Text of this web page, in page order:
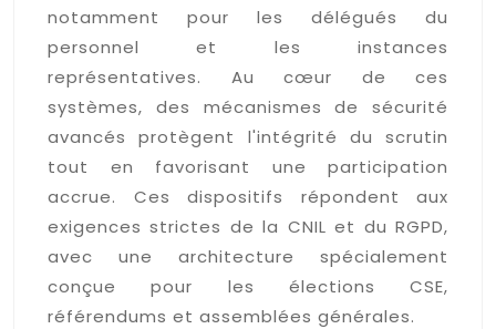
notamment pour les délégués du
personnel et les instances
représentatives. Au cœur de ces
systèmes, des mécanismes de sécurité
avancés protègent l'intégrité du scrutin
tout en favorisant une participation
accrue. Ces dispositifs répondent aux
exigences strictes de la CNIL et du RGPD,
avec une architecture spécialement
conçue pour les élections CSE,
référendums et assemblées générales.